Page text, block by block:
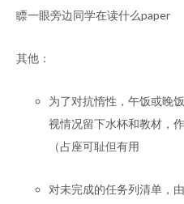
瞟一眼旁边同学在读什么paper
其他：
为了对抗惰性，午饭或晚
视情况留下水杯和教材，
（占座可耻但有用
对未完成的任务列清单，